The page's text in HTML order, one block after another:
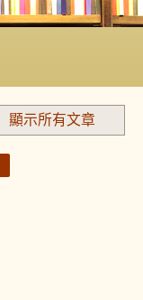
顯示所有文章